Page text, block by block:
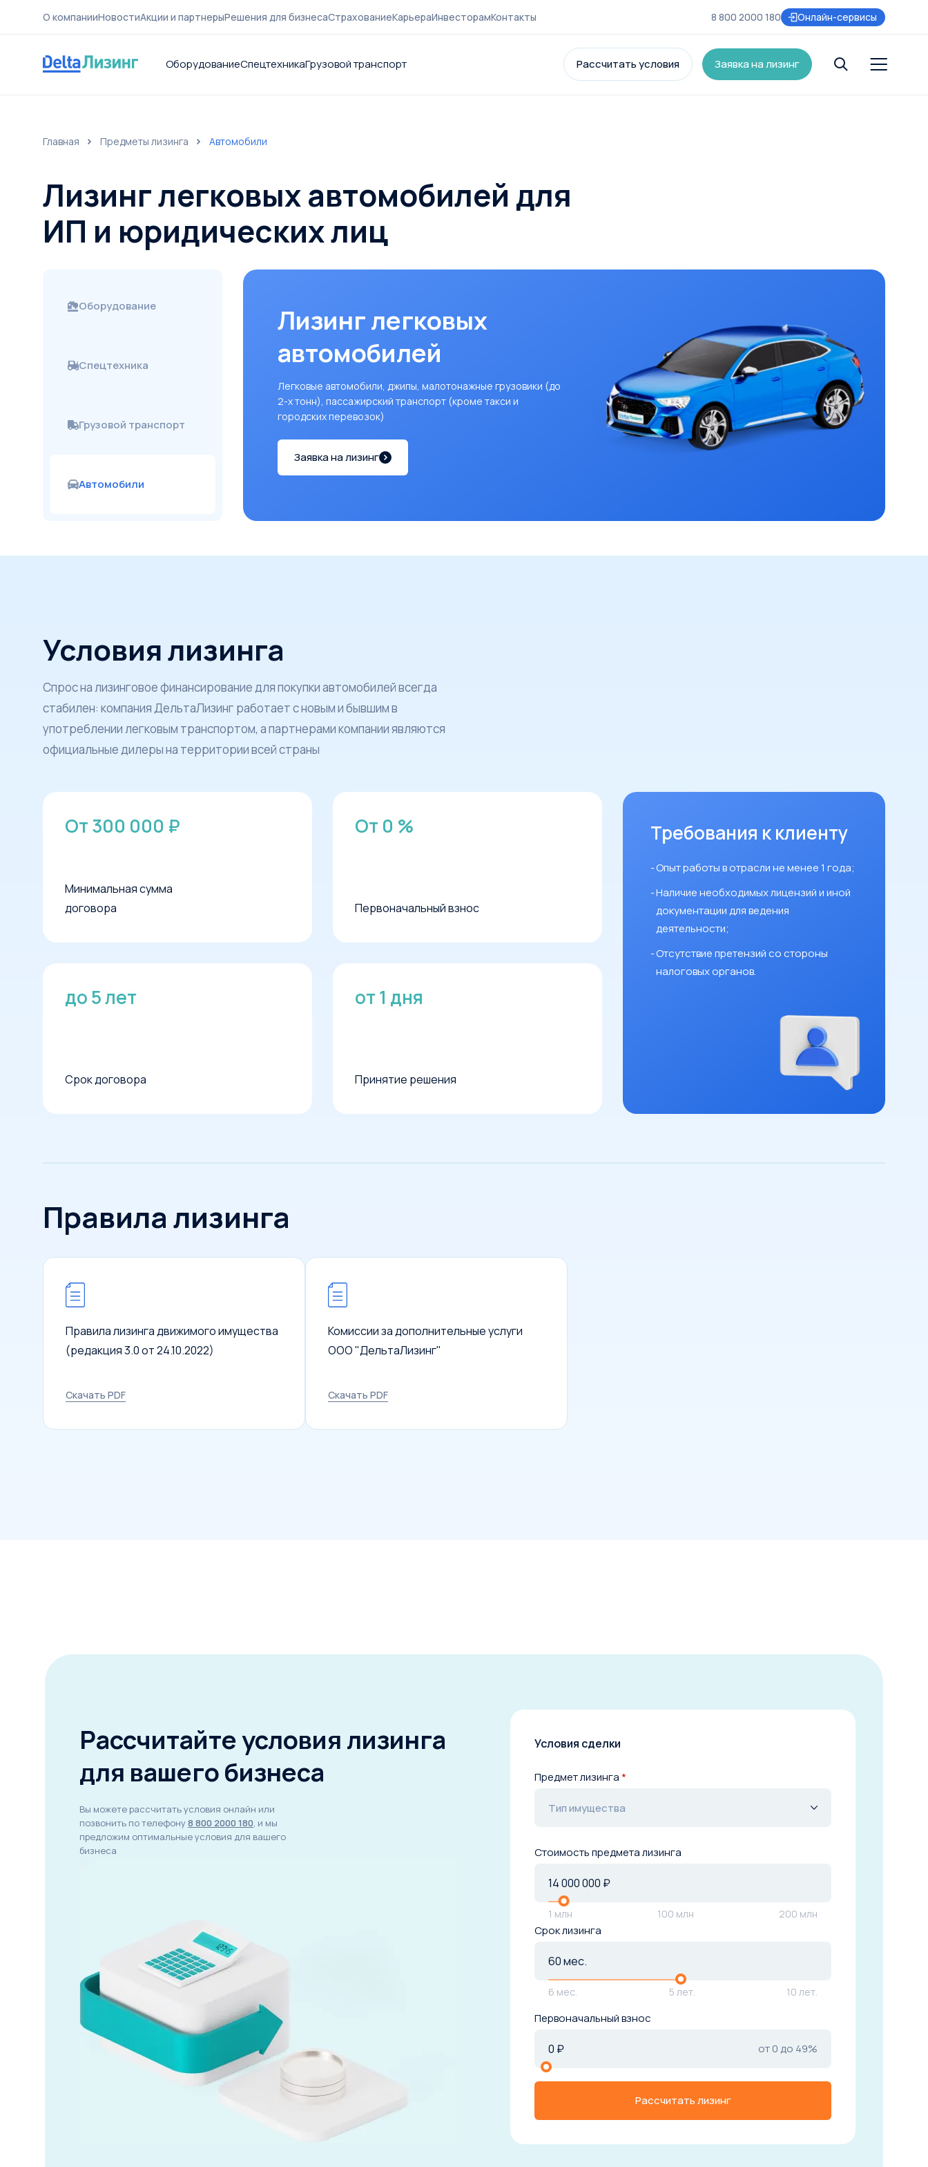
О компанииНовостиАкции и партнерыРешения для бизнесаСтрахованиеКарьераИнвесторамКонтакты 8 800 2000 180 Онлайн-сервисы
ОборудованиеСпецтехникаГрузовой транспорт Рассчитать условия Заявка на лизинг
Главная Предметы лизинга Автомобили
Лизинг легковых автомобилей для
ИП и юридических лиц
Оборудование
Спецтехника
Грузовой транспорт
Автомобили
Лизинг легковых
автомобилей
Легковые автомобили, джипы, малотонажные грузовики (до
2-х тонн), пассажирский транспорт (кроме такси и
городских перевозок)
Заявка на лизинг
Условия лизинга
Спрос на лизинговое финансирование для покупки автомобилей всегда
стабилен: компания ДельтаЛизинг работает с новым и бывшим в
употреблении легковым транспортом, а партнерами компании являются
официальные дилеры на территории всей страны
От 300 000 ₽
Минимальная сумма
договора
От 0 %
Первоначальный взнос
до 5 лет
Срок договора
от 1 дня
Принятие решения
Требования к клиенту
Опыт работы в отрасли не менее 1 года;
Наличие необходимых лицензий и иной
документации для ведения
деятельности;
Отсутствие претензий со стороны
налоговых органов.
Правила лизинга
Правила лизинга движимого имущества
(редакция 3.0 от 24.10.2022)
Скачать PDF
Комиссии за дополнительные услуги
ООО "ДельтаЛизинг"
Скачать PDF
Рассчитайте условия лизинга
для вашего бизнеса
Вы можете рассчитать условия онлайн или
позвонить по телефону 8 800 2000 180, и мы
предложим оптимальные условия для вашего
бизнеса
Заявка отправлена
Мы свяжемся с вами в ближайшее время и
Закрыть
Условия сделки
Предмет лизинга *
Тип имущества
Стоимость предмета лизинга
1 млн 100 млн 200 млн
Срок лизинга
6 мес. 5 лет. 10 лет.
Первоначальный взнос
от 0 до 49%
Рассчитать лизинг
Предмет лизинга
Тип имущества